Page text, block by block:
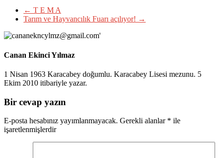
← T E M A
Tarım ve Hayvancılık Fuarı açılıyor! →
Canan Ekinci Yılmaz
1 Nisan 1963 Karacabey doğumlu. Karacabey Lisesi mezunu. 5
Ekim 2010 itibariyle yazar.
Bir cevap yazın
E-posta hesabınız yayımlanmayacak. Gerekli alanlar * ile
işaretlenmişlerdir